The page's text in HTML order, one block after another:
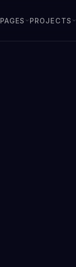
PAGES PROJECTS